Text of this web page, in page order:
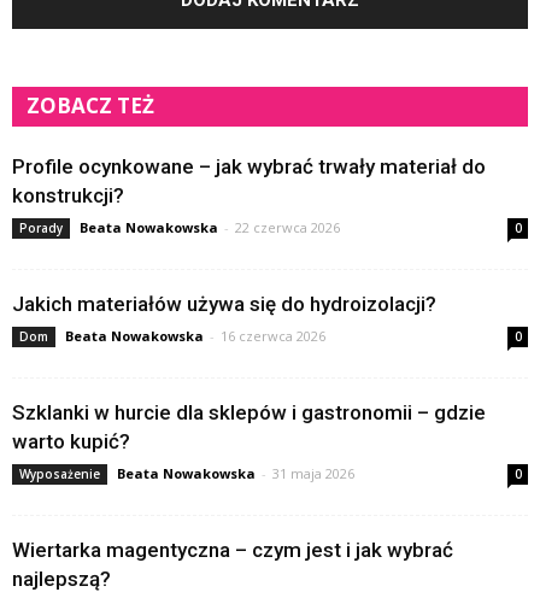
ZOBACZ TEŻ
Profile ocynkowane – jak wybrać trwały materiał do
konstrukcji?
Porady Beata Nowakowska - 22 czerwca 2026 0
Jakich materiałów używa się do hydroizolacji?
Dom Beata Nowakowska - 16 czerwca 2026 0
Szklanki w hurcie dla sklepów i gastronomii – gdzie
warto kupić?
Wyposażenie Beata Nowakowska - 31 maja 2026 0
Wiertarka magentyczna – czym jest i jak wybrać
najlepszą?